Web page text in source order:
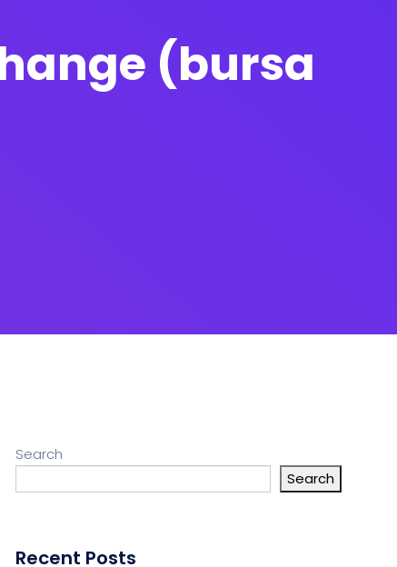
(bursa
Search
Search
Recent Posts